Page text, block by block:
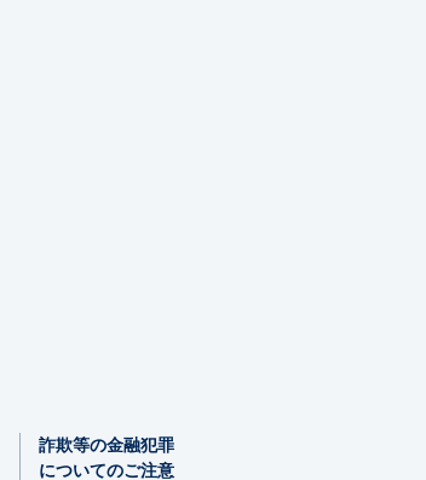
詐欺等の金融犯罪
についてのご注意